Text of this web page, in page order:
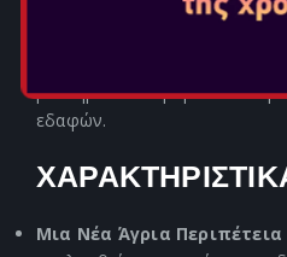
ισορροπία του
μυστήρια που κρύβονται
εδαφών.
Μια Νέα Άγρια Περιπέτεια